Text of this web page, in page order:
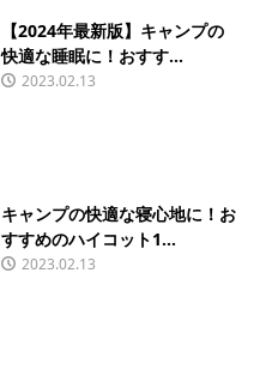
【2024年最新版】キャンプの
快適な睡眠に！おすす...
2023.02.13
キャンプの快適な寝心地に！お
すすめのハイコット1...
2023.02.13